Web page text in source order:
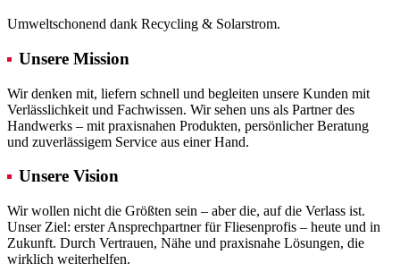
Umweltschonend dank Recycling & Solarstrom.
Unsere Mission
Wir denken mit, liefern schnell und begleiten unsere Kunden mit
Verlässlichkeit und Fachwissen. Wir sehen uns als Partner des
Handwerks – mit praxisnahen Produkten, persönlicher Beratung
und zuverlässigem Service aus einer Hand.
Unsere Vision
Wir wollen nicht die Größten sein – aber die, auf die Verlass ist.
Unser Ziel: erster Ansprechpartner für Fliesenprofis – heute und in
Zukunft. Durch Vertrauen, Nähe und praxisnahe Lösungen, die
wirklich weiterhelfen.